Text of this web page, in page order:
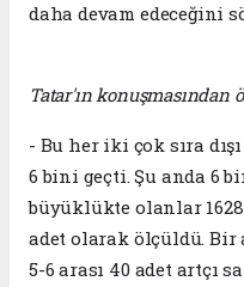
daha devam edeceğini
Tatar'ın konuşmasından
- Bu her iki çok sıra
6 bini geçti. Şu anda 6
büyüklükte olanlar 1628,
adet olarak ölçüldü. Bir
5-6 arası 40 adet artçı